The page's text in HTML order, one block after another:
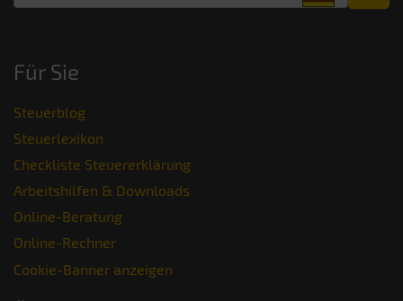
Für Sie
Steuerblog
Steuerlexikon
Checkliste Steuererklärung
Arbeitshilfen & Downloads
Online-Beratung
Online-Rechner
Cookie-Banner anzeigen